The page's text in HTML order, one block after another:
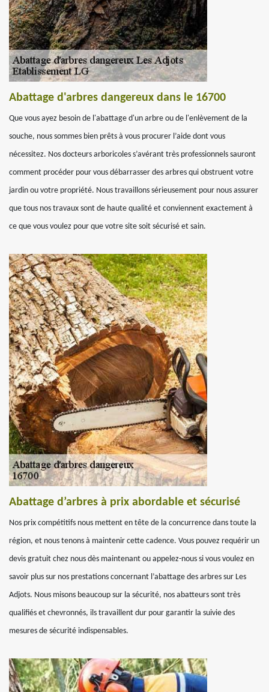
Abattage d'arbres dangereux dans le 16700
Que vous ayez besoin de l'abattage d'un arbre ou de l'enlèvement de la
souche, nous sommes bien prêts à vous procurer l’aide dont vous
nécessitez. Nos docteurs arboricoles s’avérant très professionnels sauront
comment procéder pour vous débarrasser des arbres qui obstruent votre
jardin ou votre propriété. Nous travaillons sérieusement pour nous assurer
que tous nos travaux sont de haute qualité et conviennent exactement à
ce que vous voulez pour que votre site soit sécurisé et sain.
Abattage d’arbres à prix abordable et sécurisé
Nos prix compétitifs nous mettent en tête de la concurrence dans toute la
région, et nous tenons à maintenir cette cadence. Vous pouvez requérir un
devis gratuit chez nous dès maintenant ou appelez-nous si vous voulez en
savoir plus sur nos prestations concernant l’abattage des arbres sur Les
Adjots. Nous misons beaucoup sur la sécurité, nos abatteurs sont très
qualifiés et chevronnés, ils travaillent dur pour garantir la suivie des
mesures de sécurité indispensables.